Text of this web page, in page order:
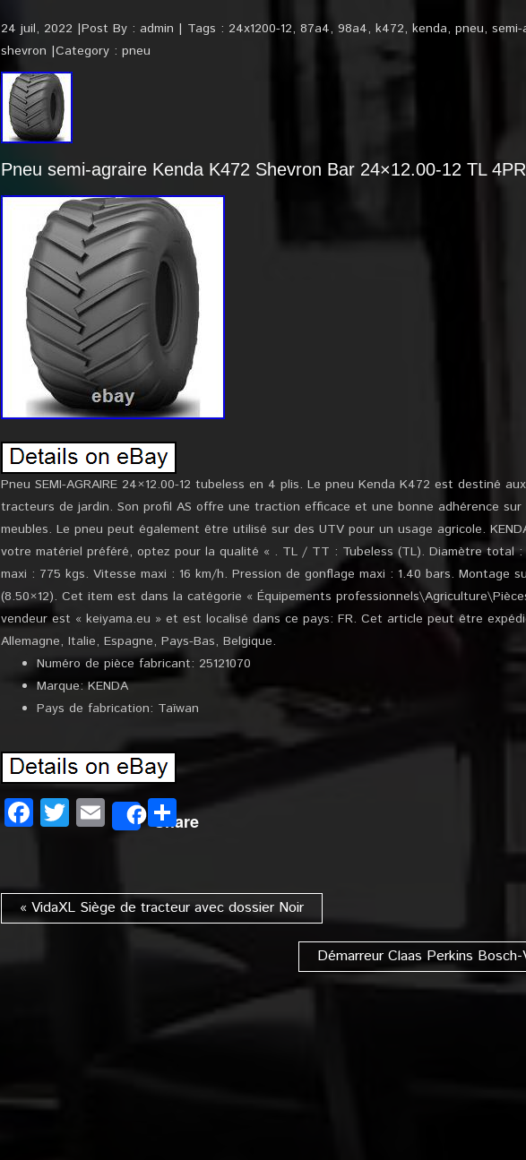
24 juil, 2022 Post By : admin Tags : 24x1200-12, 87a4, 98a4, k472, kenda, pneu,
shevron Category : pneu
Pneu semi-agraire Kenda K472 Shevron Bar 24×12.00-12 TL
Pneu SEMI-AGRAIRE 24×12.00-12 tubeless en 4 plis. Le pneu Kenda K472 est destiné
tracteurs de jardin. Son profil AS offre une traction efficace et une bonne adhérence sur
meubles. Le pneu peut également être utilisé sur des UTV pour un usage agricole.
votre matériel préféré, optez pour la qualité « . TL / TT : Tubeless (TL). Diamètre total :
maxi : 775 kgs. Vitesse maxi : 16 km/h. Pression de gonflage maxi : 1.40 bars. Montage
(8.50×12). Cet item est dans la catégorie « Équipements
vendeur est « keiyama.eu » et est localisé dans ce pays: FR. Cet article peut être
Allemagne, Italie, Espagne, Pays-Bas, Belgique.
Numéro de pièce fabricant: 25121070
Marque: KENDA
Pays de fabrication: Taïwan
Facebook
Twitter
EmailSharePartager
« VidaXL Siège de tracteur avec dossier Noir
Démarreur Claas Perkins